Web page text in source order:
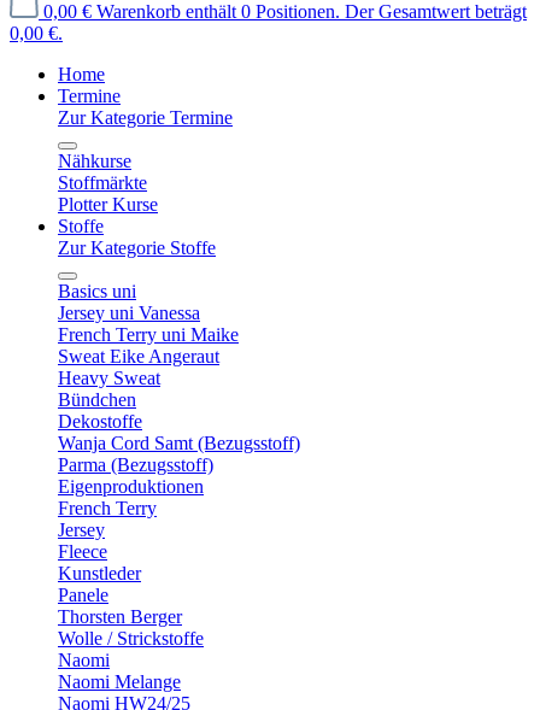
0,00 € Warenkorb enthält 0 Positionen. Der Gesamtwert beträgt
0,00 €.
Home
Termine
Zur Kategorie Termine
Nähkurse
Stoffmärkte
Plotter Kurse
Stoffe
Zur Kategorie Stoffe
Basics uni
Jersey uni Vanessa
French Terry uni Maike
Sweat Eike Angeraut
Heavy Sweat
Bündchen
Dekostoffe
Wanja Cord Samt (Bezugsstoff)
Parma (Bezugsstoff)
Eigenproduktionen
French Terry
Jersey
Fleece
Kunstleder
Panele
Thorsten Berger
Wolle / Strickstoffe
Naomi
Naomi Melange
Naomi HW24/25